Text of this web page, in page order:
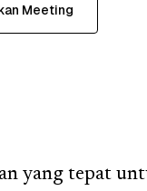
Meeting
yang tepat